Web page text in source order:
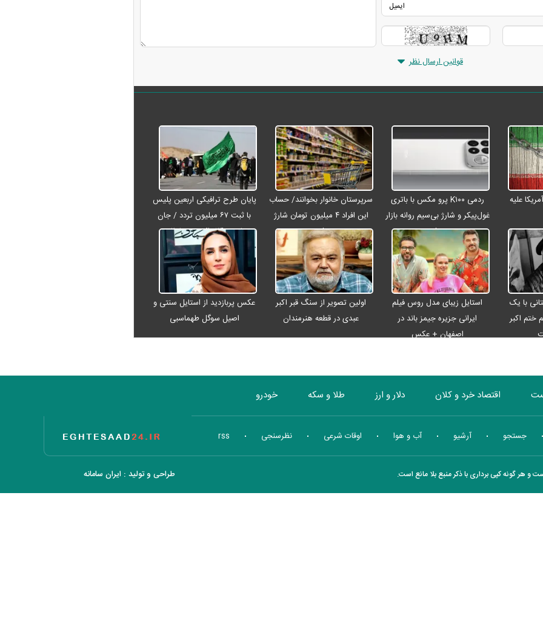
قوانین ارسال نظر
علیه
ردمی K۱۰۰ پرو مکس با باتری
غول‌پیکر و شارژ بی‌سیم روانه بازار
می‌شود
سرپرستان خانوار بخوانند/ حساب
این افراد ۴ میلیون تومان شارژ
شد
پایان طرح ترافیکی اربعین پلیس
با ثبت ۶۷ میلیون تردد / جان
باختن ۲۴ زائر در تصادفات
اربعینی
با یک
ختم اکبر
استایل زیبای مدل روس فیلم
ایرانی جزیره جیمز باند در
اصفهان + عکس
اولین تصویر از سنگ قبر اکبر
عبدی در قطعه هنرمندان
عکس پربازدید از استایل سنتی و
اصیل سوگل طهماسبی
اقتصاد خرد و کلان دلار و ارز طلا و سکه خودرو
بورس انرژی چندرسانه ای منهای اقتصاد تاریخ اقتصاد جستجو آرشیو آب و هوا اوقات شرعی نظرسنجی rss
طراحی و تولید : ایران سامانه